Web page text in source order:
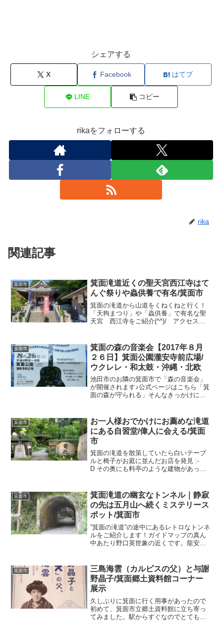
シェアする
X Facebook はてブ
LINE コピー
rikaをフォローする
rika
関連記事
箕面市
箕面滝道近くの聖天宮西江寺はて
んぐ祭りや蟲供養で有名/箕面市
箕面の滝道から山道をくねくねと行く！
「天狗まつり」や「蟲供養」で有名な聖
天宮 西江寺をご紹介(^^)/ アクセス阪
た、、、というか偶然発見しました
(#^_^#)滝道歩い...
箕面市
箕面の森の音楽会【2017年８月
２６日】箕面公園瀧安寺前広場/
ウクレレ・和太鼓・沖縄・北欧
池田市のお隣の箕面市で「森の音楽会」
が開催されます♪公式ページはこちら「箕
面の森が守られる」そんなきっかけにな
す。公益信託「みのお山麓保全ファン
ド」の助成を受けて実施...
箕面市
お一人様おでかけにお薦めな滝道
にある自習堂/偉人に会える/箕面
市
箕面の滝道を散策していたら白いテーブ
ルと椅子がお庭に並んだお店を発見 :-
D その奥にも料亭のような建物があった
「山本珈琲館」さんで、広いお庭席があ
る喫茶店でし...
箕面市
箕面滝道の幽玄なトンネル｜静寂
の先は五月山へ続くミステリース
ポット/箕面市
”箕面の滝道”の途中にあるレトロなトンネ
ルをご紹介します！ガイドマップの真ん
中あたり野口英世象の近くです。龍安寺
ります黄熱病の研究で有名な世界の医聖
野口英世。15年間...
箕面市
三島海雲（カルピスの父）と与謝
野晶子/箕面郷土資料館コーナー
展示
久しぶりに箕面に行く用事があったので
初めて、箕面市立郷土資料館に立ち寄っ
てみました。駅からすぐなのでとても行